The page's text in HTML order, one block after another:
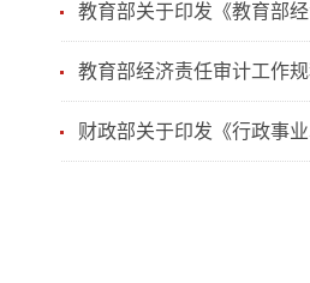
教育部关于印发《教育部
教育部经济责任审计工作
财政部关于印发《行政事